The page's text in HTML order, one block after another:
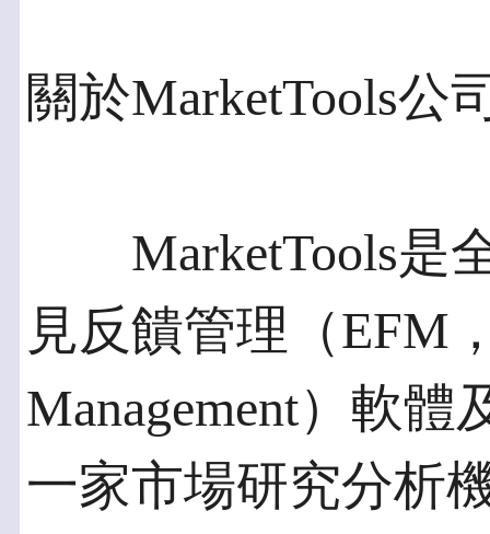
關於MarketTools公
MarketTools是
見反饋管理（EFM
Management）軟
一家市場研究分析